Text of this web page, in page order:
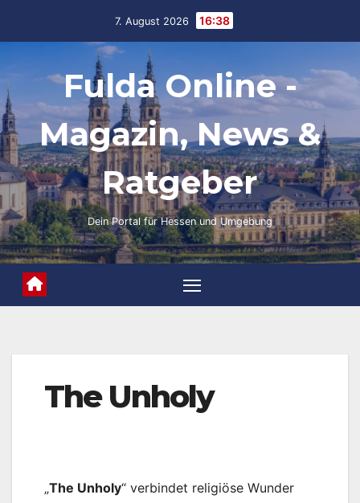
7. August 2026 16:38
Fulda Online -
Magazin, News &
Ratgeber
Dein Portal für Hessen und Umgebung
The Unholy
„The Unholy“ verbindet religiöse Wunder